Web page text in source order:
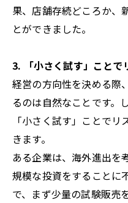
果、店舗存続どころか、
とができました。
3. 「小さく試す」ことで
経営の方向性を決める際
るのは自然なことです。
「小さく試す」ことで
きます。
ある企業は、海外進出を
規模な投資をすることに
で、まず少量の試験販売